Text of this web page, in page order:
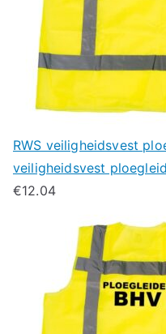
RWS veiligheidsvest
veiligheidsvest
€12.04